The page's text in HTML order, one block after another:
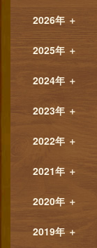
2026年 ＋
2025年 ＋
2024年 ＋
2023年 ＋
2022年 ＋
2021年 ＋
2020年 ＋
2019年 ＋